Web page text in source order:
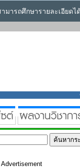
ารถศึกษารายละเอียดไ
Advertisement